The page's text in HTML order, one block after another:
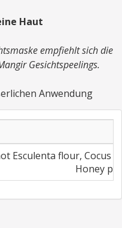
Haut
empfiehlt sich die
Gesichtspeelings.
Anwendung
Esculenta flour, Cocus
Honey